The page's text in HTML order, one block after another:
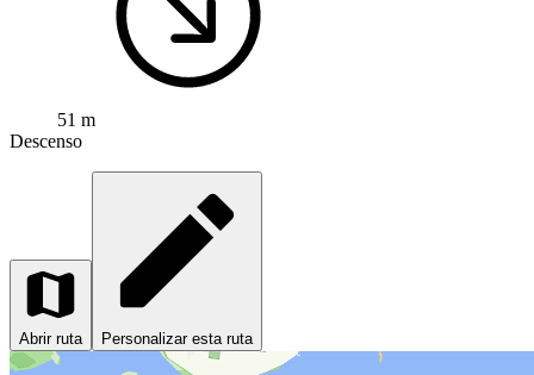
51 m
Descenso
Abrir ruta Personalizar esta ruta